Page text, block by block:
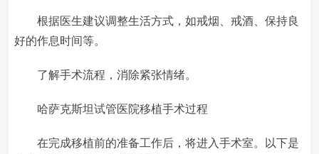
根据医生建议调整生活方式，如戒烟、戒酒、保持良
好的作息时间等。
了解手术流程，消除紧张情绪。
哈萨克斯坦试管医院移植手术过程
在完成移植前的准备工作后，将进入手术室。以下是